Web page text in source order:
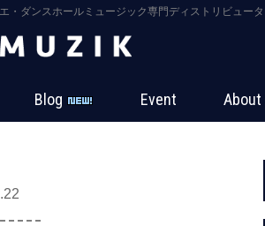
ダンスホールミュージック専門ディストリビュー
Blog Event About